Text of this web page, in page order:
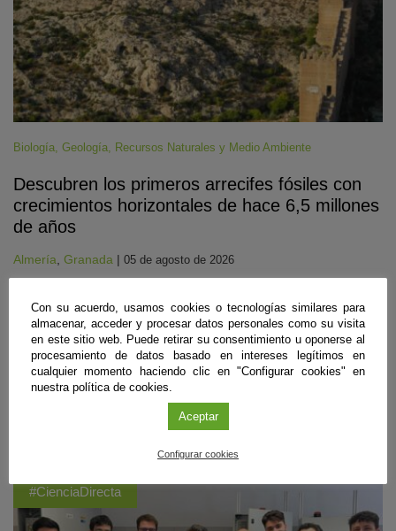
Biología, Geología, Recursos Naturales y Medio Ambiente
Descubren los primeros arrecifes fósiles con
crecimientos horizontales de hace 6,5 millones
de años
Almería Granada | 05 de agosto de 2026
identificado en varios puntos cercanos a la capital almeriense
afloramientos de origen marino correspondientes a la época geológica
previa en la que el Mediterráneo se secó casi por completo. En estos
arrecifes formados a casi 40 metros bajo el nivel del mar, la
transparencia del agua en ese entorno facilitó el crecimiento de corales
de lado a lado. Ahora aportan pistas para reconstruir la historia climática
#CienciaDirecta
Con su acuerdo, usamos cookies o tecnologías similares para
almacenar, acceder y procesar datos personales como su visita
en este sitio web. Puede retirar su consentimiento u oponerse al
procesamiento de datos basado en intereses legítimos en
cualquier momento haciendo clic en "Configurar cookies" en
nuestra política de cookies.
Aceptar
Configurar cookies